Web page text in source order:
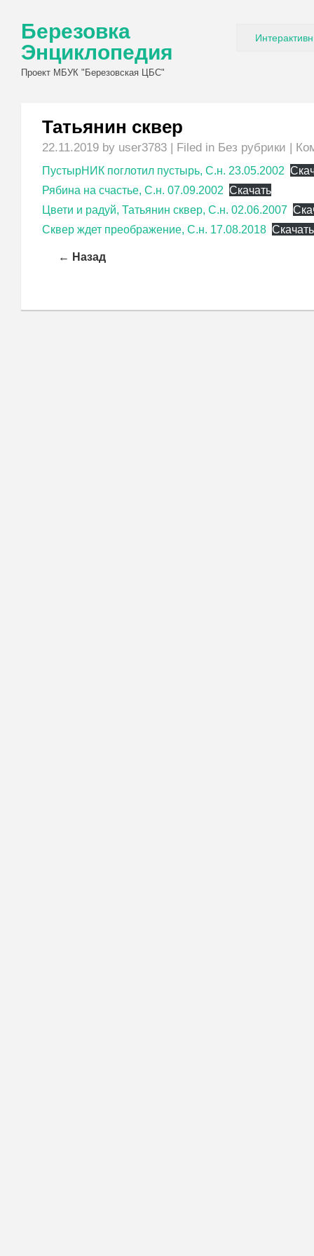
Березовка
Энциклопедия
Проект МБУК "Березовская ЦБС"
Татьянин сквер
22.11.2019 by user3783 | Filed in Без рубрики |
ПустырНИК поглотил пустырь, С.н. 23.05.2002
Рябина на счастье, С.н. 07.09.2002 Скачать
Цвети и радуй, Татьянин сквер, С.н. 02.06.2007
Сквер ждет преображение, С.н. 17.08.2018 Скачать
← Назад